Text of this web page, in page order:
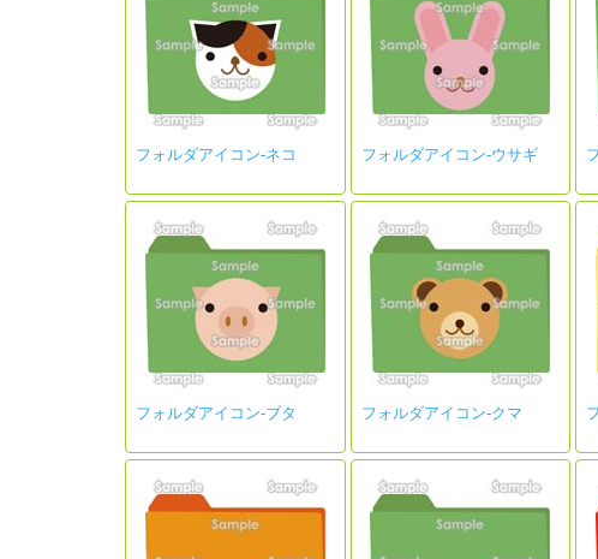
フォルダアイコン-ネコ フォルダアイコン-ウサギ
フォルダアイコン-ブタ フォルダアイコン-クマ